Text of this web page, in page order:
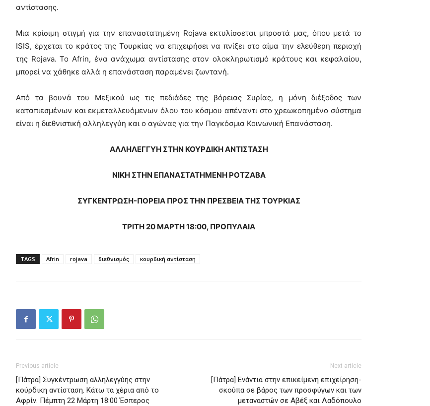
αντίστασης.
Μια κρίσιμη στιγμή για την επαναστατημένη Rojava εκτυλίσσεται μπροστά μας, όπου μετά το
ISIS, έρχεται το κράτος της Τουρκίας να επιχειρήσει να πνίξει στο αίμα την ελεύθερη περιοχή
της Rojava. Το Afrin, ένα ανάχωμα αντίστασης στον ολοκληρωτισμό κράτους και κεφαλαίου,
μπορεί να χάθηκε αλλά η επανάσταση παραμένει ζωντανή.
Από τα βουνά του Μεξικού ως τις πεδιάδες της βόρειας Συρίας, η μόνη διέξοδος των
καταπιεσμένων και εκμεταλλευόμενων όλου του κόσμου απέναντι στο χρεωκοπημένο σύστημα
είναι η διεθνιστική αλληλεγγύη και ο αγώνας για την Παγκόσμια Κοινωνική Επανάσταση.
ΑΛΛΗΛΕΓΓΥΗ ΣΤΗΝ ΚΟΥΡΔΙΚΗ ΑΝΤΙΣΤΑΣΗ
ΝΙΚΗ ΣΤΗΝ ΕΠΑΝΑΣΤΑΤΗΜΕΝΗ ΡΟΤΖΑΒΑ
ΣΥΓΚΕΝΤΡΩΣΗ-ΠΟΡΕΙΑ ΠΡΟΣ ΤΗΝ ΠΡΕΣΒΕΙΑ ΤΗΣ ΤΟΥΡΚΙΑΣ
ΤΡΙΤΗ 20 ΜΑΡΤΗ 18:00, ΠΡΟΠΥΛΑΙΑ
TAGS Afrin rojava διεθνισμός κουρδική αντίσταση
Previous article
[Πάτρα] Συγκέντρωση αλληλεγγύης στην
κούρδικη αντίσταση. Κάτω τα χέρια από το
Αφρίν. Πέμπτη 22 Μάρτη 18:00 Έσπερος
Next article
[Πάτρα] Ενάντια στην επικείμενη επιχείρηση-
σκούπα σε βάρος των προσφύγων και των
μεταναστών σε Αβέξ και Λαδόπουλο